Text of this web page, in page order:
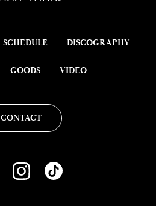
SCHEDULE DISCOGRAPHY
GOODS VIDEO
CONTACT